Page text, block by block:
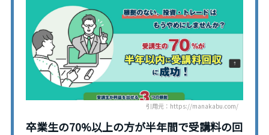
引用元：https://manakabu.com/
卒業生の70%以上の方が半年間で受講料の回